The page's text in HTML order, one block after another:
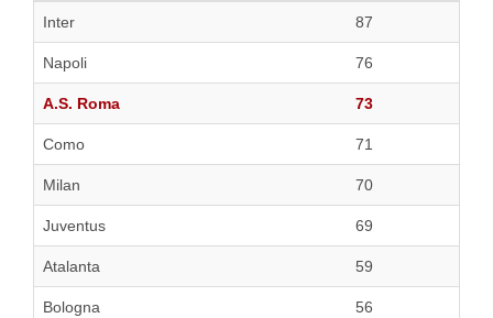
Inter
87
Napoli 76
A.S. Roma 73
Como 71
Milan 70
Juventus 69
Atalanta 59
Bologna 56